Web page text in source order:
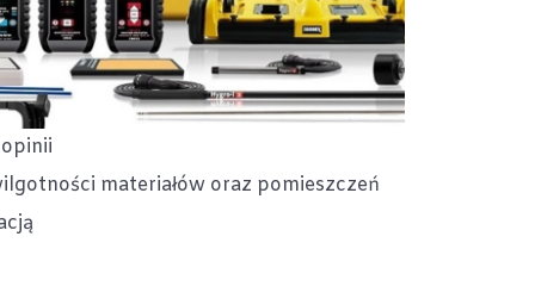
materiałów oraz pomieszczeń